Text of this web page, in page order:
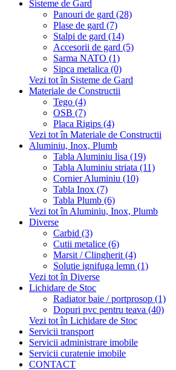
Sisteme de Gard
Panouri de gard (28)
Plase de gard (7)
Stalpi de gard (14)
Accesorii de gard (5)
Sarma NATO (1)
Sipca metalica (0)
Vezi tot în Sisteme de Gard
Materiale de Constructii
Tego (4)
OSB (7)
Placa Rigips (4)
Vezi tot în Materiale de Constructii
Aluminiu, Inox, Plumb
Tabla Aluminiu lisa (19)
Tabla Aluminiu striata (11)
Cornier Aluminiu (10)
Tabla Inox (7)
Tabla Plumb (6)
Vezi tot în Aluminiu, Inox, Plumb
Diverse
Carbid (3)
Cutii metalice (6)
Marsit / Clingherit (4)
Solutie ignifuga lemn (1)
Vezi tot în Diverse
Lichidare de Stoc
Radiator baie / portprosop (1)
Dopuri pvc pentru teava (40)
Vezi tot în Lichidare de Stoc
Servicii transport
Servicii administrare imobile
Servicii curatenie imobile
CONTACT